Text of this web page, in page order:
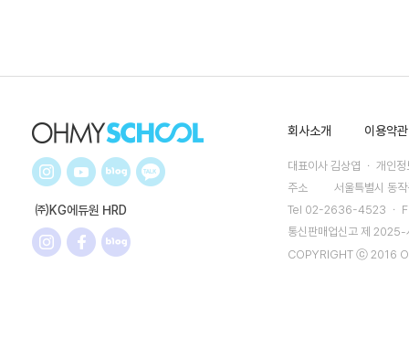
㈜KG에듀원 HRD
회사소개 이용약관
대표이사 김상엽 ㆍ 개인
주소
서울특별시 동
Tel 02-2636-4523 ㆍ
통신판매업신고 제
COPYRIGHT ⓒ 2016